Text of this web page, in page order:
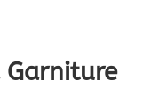
Garniture